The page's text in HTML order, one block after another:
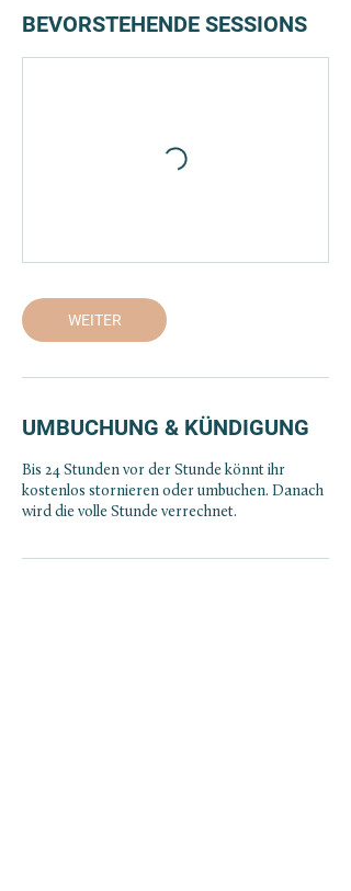
BEVORSTEHENDE SESSIONS
WEITER
UMBUCHUNG & KÜNDIGUNG
Bis 24 Stunden vor der Stunde könnt ihr
kostenlos stornieren oder umbuchen. Danach
wird die volle Stunde verrechnet.